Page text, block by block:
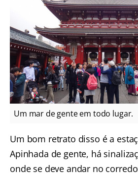
Um mar de gente em todo lugar.
Um bom retrato disso é a
Apinhada de gente, há
onde se deve andar no